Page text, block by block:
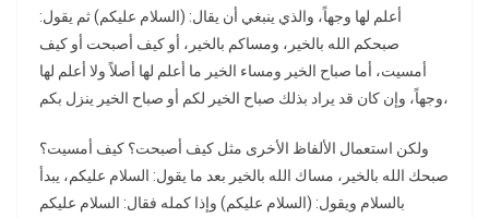
أعلم لها وجهاً، والذي ينبغي أن يقال: (السلام عليكم) ثم يقول:
صبحكم الله بالخير، ومساكم بالخير، أو كيف أصبحت أو كيف
أمسيت، أما صباح الخير ومساء الخير ما أعلم لها أصلاً ولا أعلم لها
وجهاً، وإن كان قد يراد بذلك صباح الخير لكم أو صباح الخير ينزل بكم،
ولكن استعمال الألفاظ الأخرى مثل كيف أصبحت؟ كيف أمسيت؟
صبحك الله بالخير، مساك الله بالخير بعد ما يقول: السلام عليكم، يبدأ
بالسلام ويقول: (السلام عليكم) وإذا كمله فقال: السلام عليكم